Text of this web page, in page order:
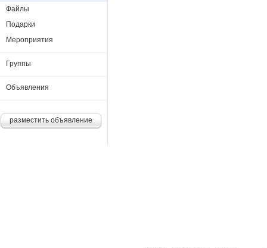
Файлы
Подарки
Мероприятия
Группы
Объявления
разместить объявление